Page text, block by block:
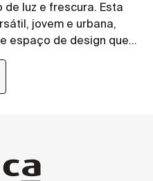
luz e frescura. Esta
jovem e urbana,
espaço de design que
e o design.